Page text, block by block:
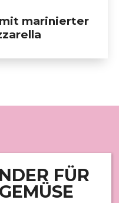
marinierter
FÜR